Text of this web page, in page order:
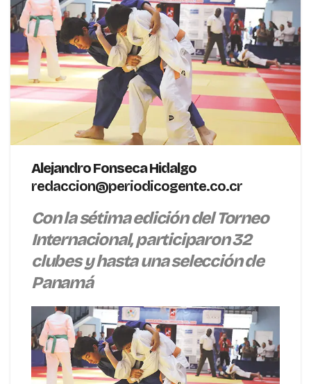
Alejandro Fonseca Hidalgo
redaccion@periodicogente.co.cr
Con la sétima edición del Torneo
Internacional, participaron 32
clubes y hasta una selección de
Panamá